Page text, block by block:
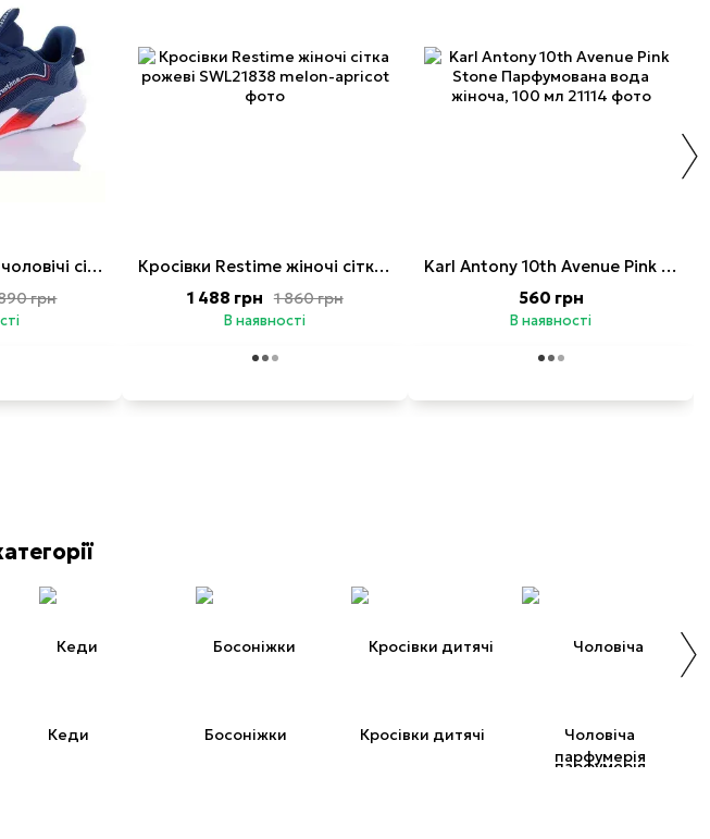
Кросівки Restime чоловічі сітка сині на піні
грн
Кросівки Restime жіночі сітка рожеві
1 860 грн
1 488 грн
В наявності
Karl Antony 10th Avenue Pink Stone Парфумована вода жіноча, 100 мл
560 грн
В наявності
Кеди Босоніжки Кросівки дитячі
Чоловіча
парфумерія